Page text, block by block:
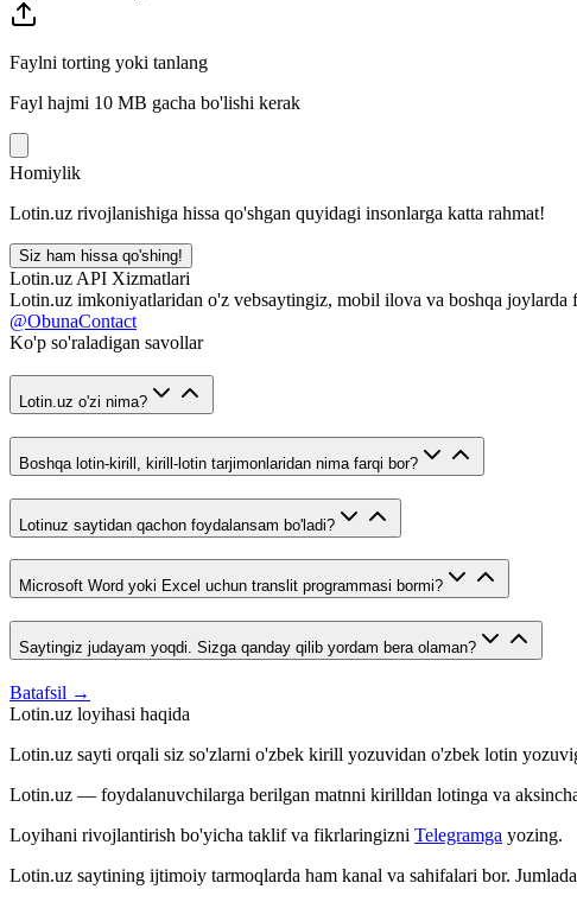
Faylni torting yoki tanlang
Fayl hajmi 10 MB gacha bo'lishi kerak
Homiylik
Lotin.uz rivojlanishiga hissa qo'shgan quyidagi insonlarga katta rahmat!
Siz ham hissa qo'shing!
Lotin.uz API Xizmatlari
Lotin.uz imkoniyatlaridan o'z vebsaytingiz, mobil ilova va boshqa joylarda
@ObunaContact
Ko'p so'raladigan savollar
Lotin.uz o'zi nima?
Boshqa lotin-kirill, kirill-lotin tarjimonlaridan nima farqi bor?
Lotinuz saytidan qachon foydalansam bo'ladi?
Microsoft Word yoki Excel uchun translit programmasi bormi?
Saytingiz judayam yoqdi. Sizga qanday qilib yordam bera olaman?
Batafsil →
Lotin.uz loyihasi haqida
Lotin.uz sayti orqali siz so'zlarni o'zbek kirill yozuvidan o'zbek lotin
Lotin.uz — foydalanuvchilarga berilgan matnni kirilldan lotinga va
Loyihani rivojlantirish bo'yicha taklif va fikrlaringizni Telegramga yozing.
Lotin.uz saytining ijtimoiy tarmoqlarda ham kanal va sahifalari bor.